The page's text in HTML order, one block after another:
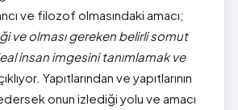
ve filozof olmasındaki amacı;
ve olması gereken belirli somut
insan imgesini tanımlamak ve
Yapıtlarından ve yapıtlarının
onun izlediği yolu ve amacı